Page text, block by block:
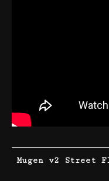
Mugen v2 Street